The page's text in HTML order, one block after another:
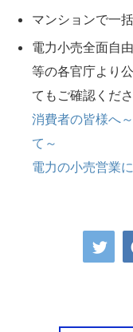
マンションで一
電力小売全面自
等の各官庁より
てもご確認くださ
消費者の皆様へ
て～
電力の小売営業